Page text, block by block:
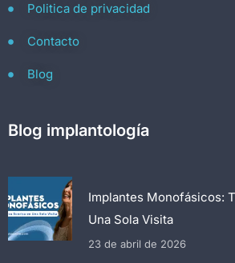
Politica de privacidad
Contacto
Blog
Blog implantología
Implantes Monofásicos:
Una Sola Visita
23 de abril de 2026